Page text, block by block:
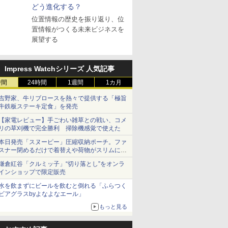
どう進化する？
位置情報の歴史を振り返り、位
置情報がつくる未来ビジネスを
展望する
Impress Watchシリーズ 人気記事
24時間 1週間 1カ月
野家、牛リブロースを熱々で提供する「極旨
鉄板ステーキ定食」を発売
家電レビュー】手ごわい雑草との戦い、コメ
の草刈機で完全勝利 掃除機感覚で使えた
日発売「スヌーピー」圧縮収納ポーチ。ファ
ナー閉めるだけで着替えや荷物がスリムにま
まる
倉紅谷「クルミッ子」“切り落とし”をオンラ
ンショップで限定販売
を飲まずにビールを飲むと倒れる「ふらつく
アグラスbyよなよなエール」
もっと見る